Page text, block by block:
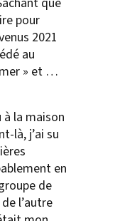
pour
2021
au
» et …
à la maison
là, j’ai su
en
de
l’autre